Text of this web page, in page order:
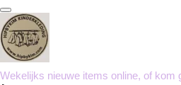
Ga
direct
naar
de
hoofdinhoud
Wekelijks nieuwe items online, of kom